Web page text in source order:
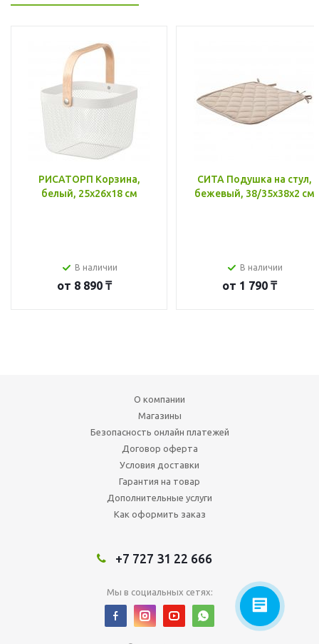
РИСАТОРП Корзина,
белый, 25x26x18 см
В наличии
от 8 890 ₸
СИТА Подушка на стул,
бежевый, 38/35x38x2 см
В наличии
от 1 790 ₸
О компании
Магазины
Безопасность онлайн платежей
Договор оферта
Условия доставки
Гарантия на товар
Дополнительные услуги
Как оформить заказ
+7 727 31 22 666
Мы в социальных сетях: